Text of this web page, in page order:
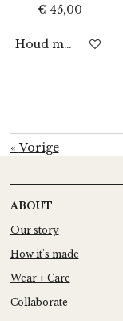
€ 45,00
Houd mij op de
«Vorige
ABOUT
Our story
How it's made
Wear + Care
Collaborate